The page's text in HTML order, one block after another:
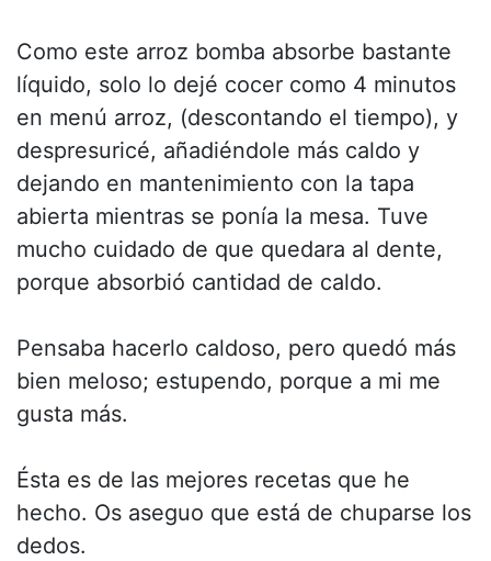
Como este arroz bomba absorbe bastante
líquido, solo lo dejé cocer como 4 minutos
en menú arroz, (descontando el tiempo), y
despresuricé, añadiéndole más caldo y
dejando en mantenimiento con la tapa
abierta mientras se ponía la mesa. Tuve
mucho cuidado de que quedara al dente,
porque absorbió cantidad de caldo.
Pensaba hacerlo caldoso, pero quedó más
bien meloso; estupendo, porque a mi me
gusta más.
Ésta es de las mejores recetas que he
hecho. Os aseguo que está de chuparse los
dedos.